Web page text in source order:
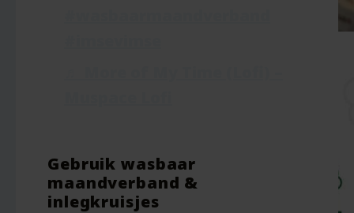
Gebruik wasbaar
maandverband &
inlegkruisjes